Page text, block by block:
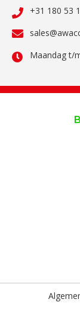
+31 180 53
Maandag t/